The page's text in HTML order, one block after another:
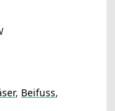
, Beifuss,